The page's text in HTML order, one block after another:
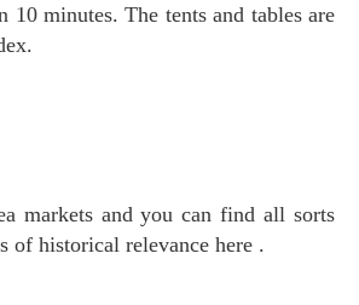
10 minutes. The tents and tables are
of historical relevance here .